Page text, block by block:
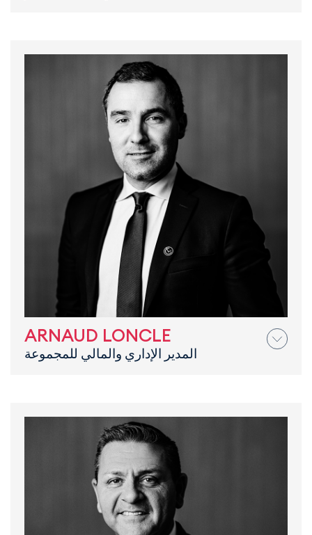
ARNAUD LONCLE
المدير الإداري والمالي للمجموعة